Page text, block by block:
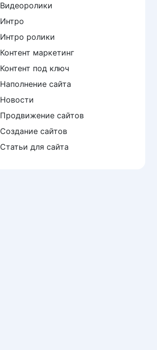
Видеоролики
Интро
Интро ролики
Контент маркетинг
Контент под ключ
Наполнение сайта
Новости
Продвижение сайтов
Создание сайтов
Статьи для сайта